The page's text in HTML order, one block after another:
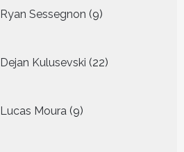
Ryan Sessegnon 9
producten
Dejan Kulusevski 22
producten
Lucas Moura 9
producten